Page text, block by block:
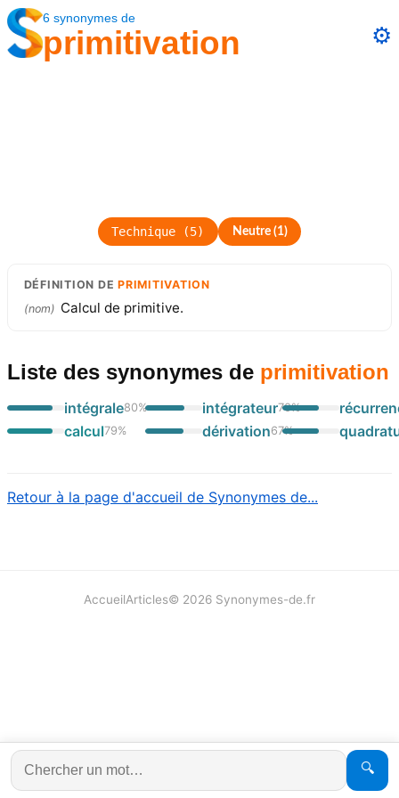
6synonymes de
primitivation ⚙️
Technique (5) Neutre(1)
DÉFINITION DEPRIMITIVATION
(nom) Calcul de primitive.
Liste des synonymes de primitivation
intégrale80%
calcul79%
intégrateur70%
dérivation67%
Retour à la page d'accueil de Synonymes de...
🔍
AccueilArticles© 2026 Synonymes-de.fr